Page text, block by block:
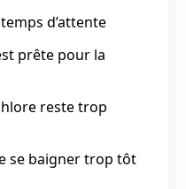
d’attente
prête pour la
reste trop
se baigner trop tôt